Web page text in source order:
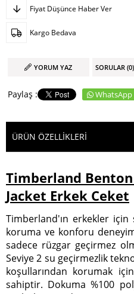
Fiyat Düşünce Haber Ver
Kargo Bedava
YORUM YAZ SORULAR
WhatsApp
ÜRÜN ÖZELLIKLERI
Timberland
Jacket Erkek Ceket
Timberland'ın erkekler
koruma ve konforu
sadece rüzgar geçirmez
Seviye 2 su geçirmezlik
koşullarından korumak
sahiptir. Dokuma %100